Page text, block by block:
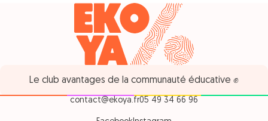
Le club avantages de la communauté éducative ✊
contact@ekoya.fr05 49 34 66 96